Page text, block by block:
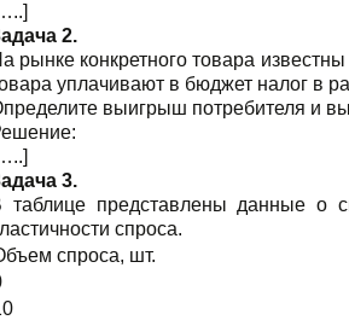
2.
рынке конкретного товара
уплачивают в бюджет налог в
выигрыш потребителя и
3.
таблице представлены данные о
спроса.
спроса, шт.